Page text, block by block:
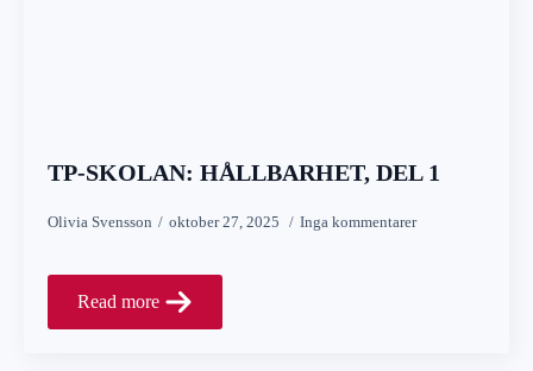
TP-SKOLAN: HÅLLBARHET, DEL 1
Olivia Svensson oktober 27, 2025 Inga kommentarer
Read more